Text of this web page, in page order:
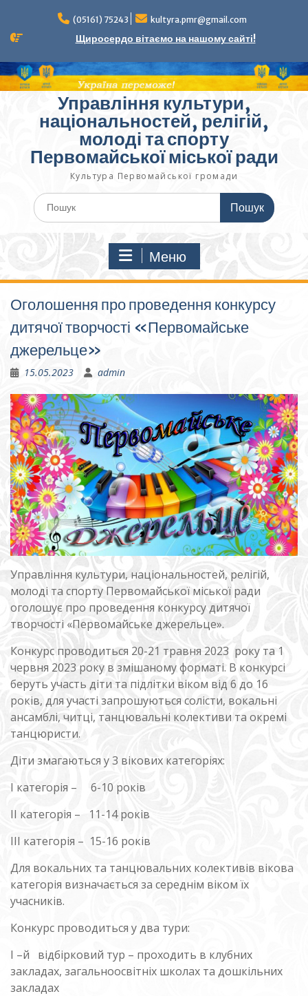
вмісту
(05161) 75243 kultyra.pmr@gmail.com
Щиросердо вітаємо на нашому сайті!
Управління культури,
національностей, релігій,
молоді та спорту
Первомайської міської ради
Культура Первомайcької громади
Шукати:
Меню
Оголошення про проведення конкурсу
дитячої творчості «Первомайське
джерельце»
15.05.2023 admin
Управління культури, національностей, релігій,
молоді та спорту Первомайської міської ради
оголошує про проведення конкурсу дитячої
творчості «Первомайське джерельце».
Конкурс проводиться 20-21 травня 2023 року та 1
червня 2023 року в змішаному форматі. В конкурсі
беруть участь діти та підлітки віком від 6 до 16
років, для участі запрошуються солісти, вокальні
ансамблі, читці, танцювальні колективи та окремі
танцюристи.
Діти змагаються у 3 вікових категоріях:
І категорія – 6-10 років
ІІ категорія – 11-14 років
ІІІ категорія – 15-16 років
Для вокальних та танцювальних колективів вікова
категорія визначається за середнім віком їх
учасників.
Конкурс проводиться у два тури:
І –й відбірковий тур – проходить в клубних
закладах, загальноосвітніх школах та дошкільних
закладах